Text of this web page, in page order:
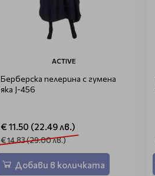
ACTIVE
Берберска пелерина с гумена
яка J-456
€ 11.50 (22.49 лв.)
€ 14.83 (29.00 лв.)
Добави в количката